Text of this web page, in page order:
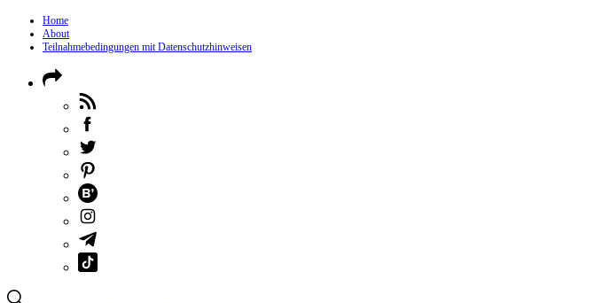
Home
About
Teilnahmebedingungen mit Datenschutzhinweisen